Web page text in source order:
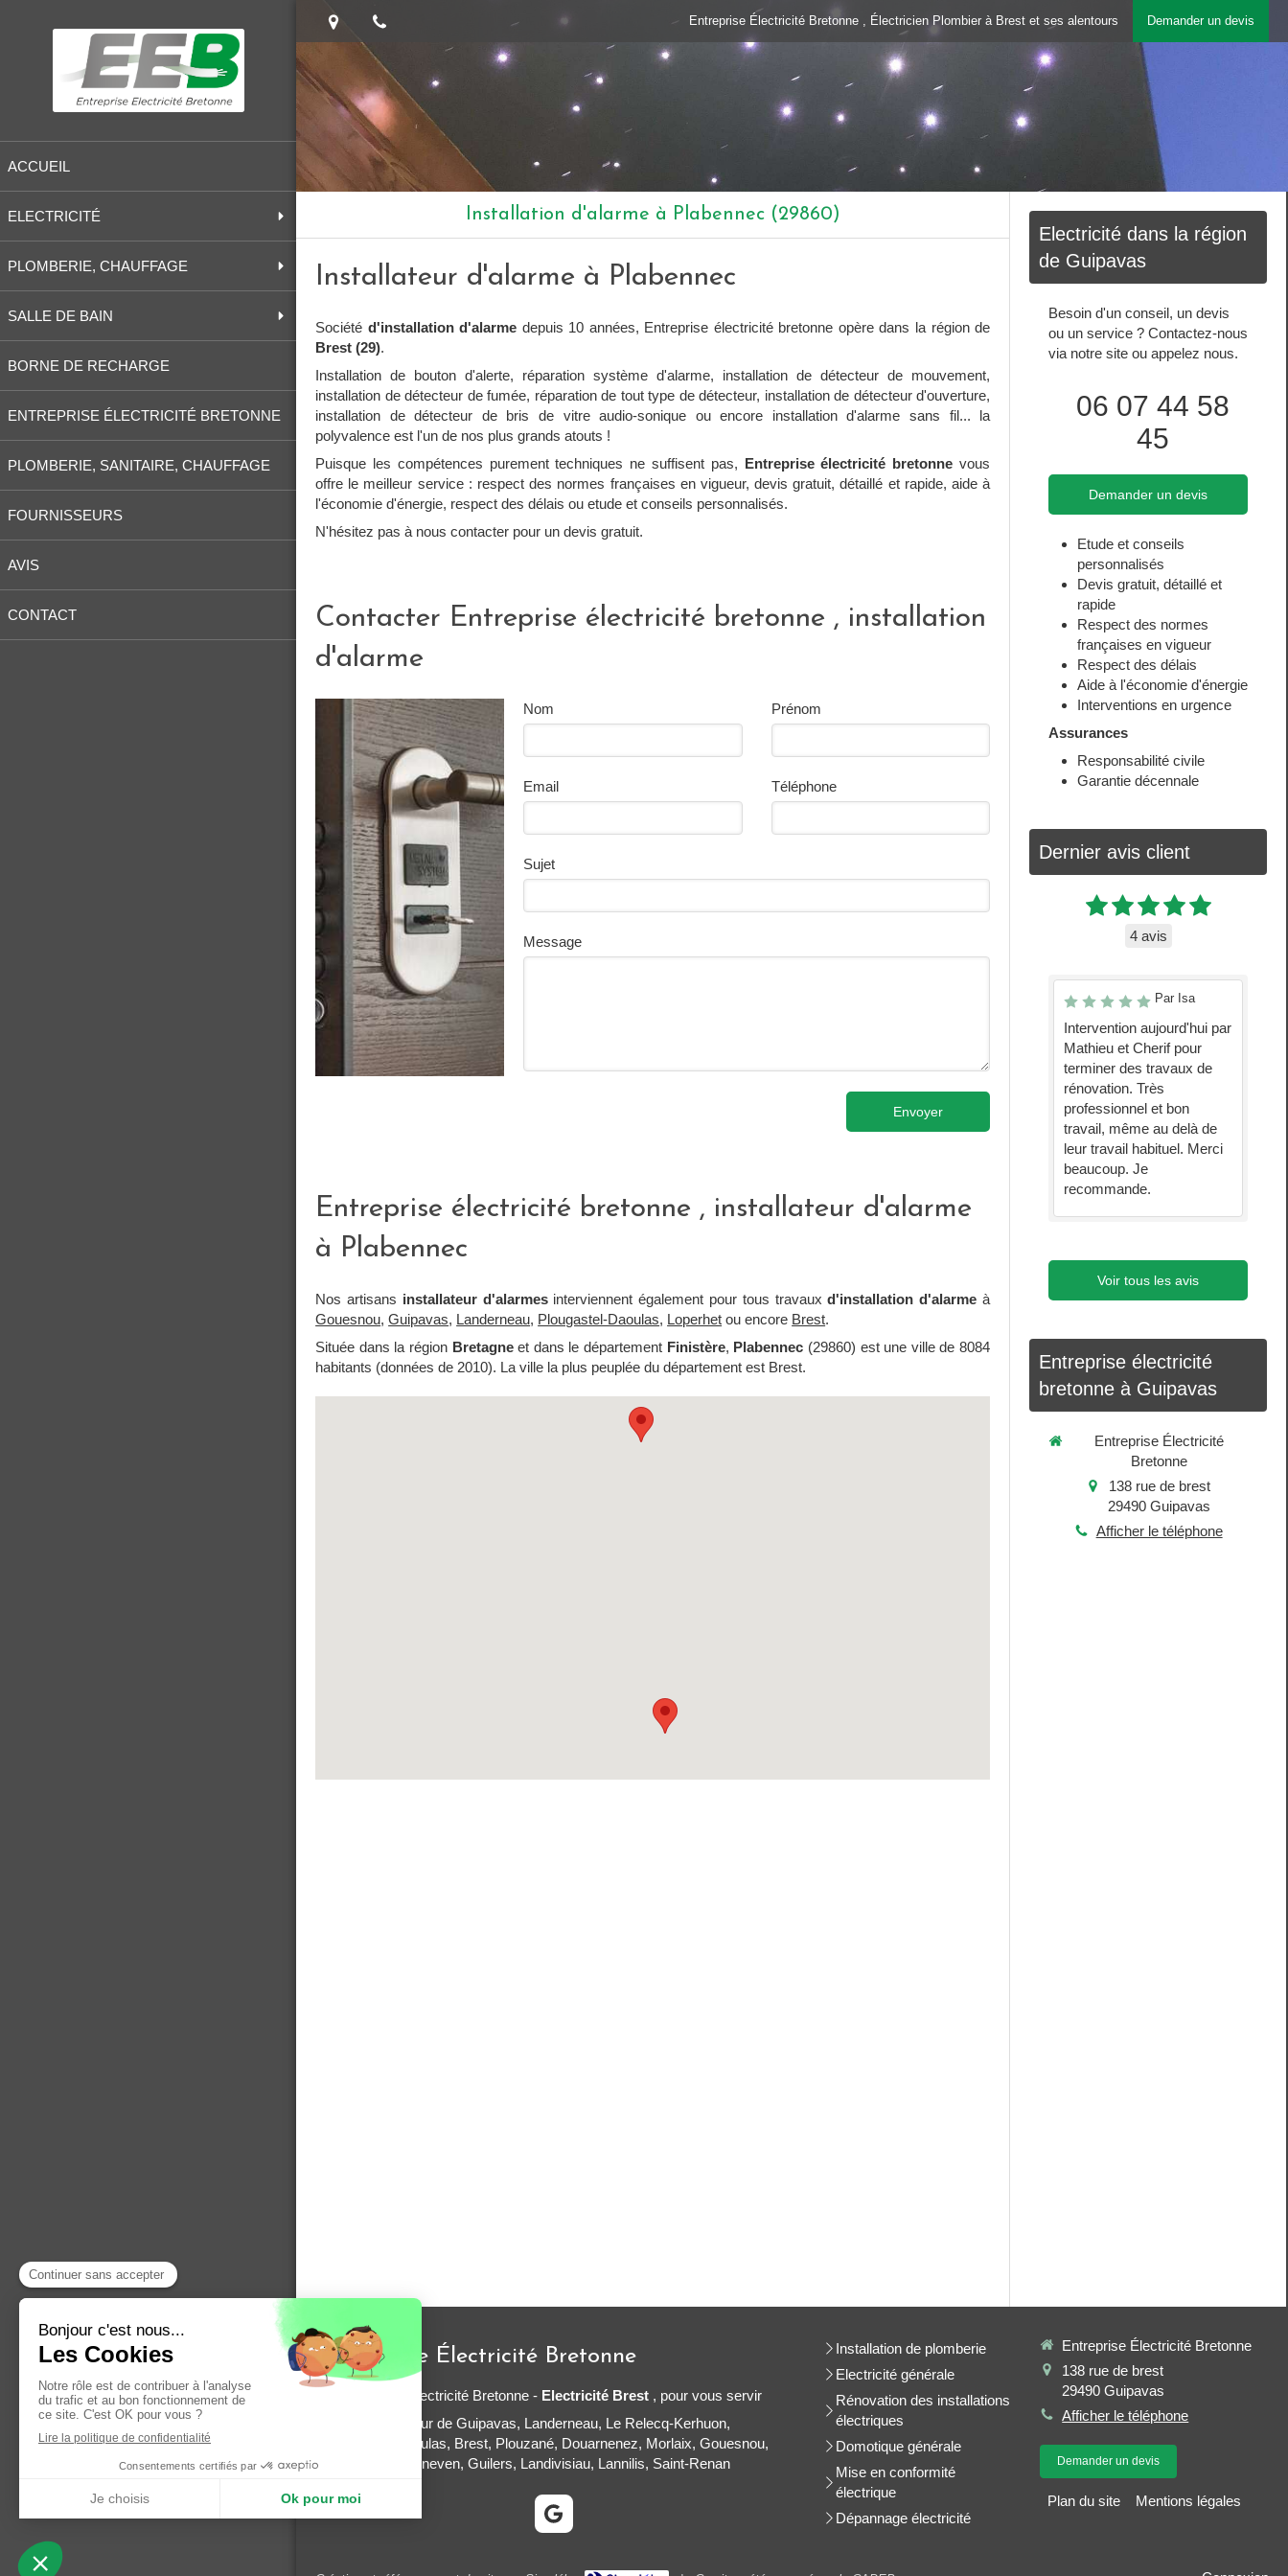
ACCUEIL
ELECTRICITÉ
PLOMBERIE, CHAUFFAGE
SALLE DE BAIN
BORNE DE RECHARGE
ENTREPRISE ÉLECTRICITÉ BRETONNE
PLOMBERIE, SANITAIRE, CHAUFFAGE
FOURNISSEURS
AVIS
CONTACT
Demander un devis
Entreprise Électricité Bretonne , Électricien Plombier à Brest et ses alentours
Installation d'alarme à Plabennec (29860)
Installateur d'alarme à Plabennec
Société d'installation d'alarme depuis 10 années, Entreprise électricité bretonne opère dans la région de
Brest (29).
Installation de bouton d'alerte, réparation système d'alarme, installation de détecteur de mouvement,
installation de détecteur de fumée, réparation de tout type de détecteur, installation de détecteur d'ouverture,
installation de détecteur de bris de vitre audio-sonique ou encore installation d'alarme sans fil... la
polyvalence est l'un de nos plus grands atouts !
Puisque les compétences purement techniques ne suffisent pas, Entreprise électricité bretonnevous
offre le meilleur service : respect des normes françaises en vigueur, devis gratuit, détaillé et rapide, aide à
l'économie d'énergie, respect des délais ou etude et conseils personnalisés.
N'hésitez pas à nous contacter pour un devis gratuit.
Contacter Entreprise électricité bretonne , installation
d'alarme
Nom Prénom
Email Téléphone
Sujet
Message
Envoyer
Entreprise électricité bretonne , installateur d'alarme
à Plabennec
Nos artisans installateur d'alarmesinterviennent également pour tous travaux d'installation d'alarme à
Gouesnou,Guipavas, Landerneau, Plougastel-Daoulas, Loperhet ou encore Brest.
Située dans la région Bretagneet dans le département Finistère, Plabennec (29860) est une ville de 8084
habitants (données de 2010). La ville la plus peuplée du département est Brest.
Electricité dans la région
de Guipavas
Besoin d'un conseil, un devis
ou un service ? Contactez-nous
via notre site ou appelez nous.
06 07 44 58
45
Demander un devis
Etude et conseils
personnalisés
Devis gratuit, détaillé et
rapide
Respect des normes
françaises en vigueur
Respect des délais
Aide à l'économie d'énergie
Interventions en urgence
Assurances
Responsabilité civile
Garantie décennale
Dernier avis client
4 avis
Par Isa
Intervention aujourd'hui par
Mathieu et Cherif pour
terminer des travaux de
rénovation. Très
professionnel et bon
travail, même au delà de
leur travail habituel. Merci
beaucoup. Je
recommande.
Voir tous les avis
Entreprise électricité
bretonne à Guipavas
Entreprise Électricité
Bretonne
138 rue de brest
29490 Guipavas
Afficher le téléphone
Entreprise Électricité Bretonne
© Entreprise Électricité Bretonne - Electricité Brest , pour vous servir
Disponible autour de Guipavas, Landerneau, Le Relecq-Kerhuon,
Plougastel-Daoulas, Brest, Plouzané, Douarnenez, Morlaix, Gouesnou,
Plabennec, Lesneven, Guilers, Landivisiau, Lannilis, Saint-Renan
Installation de plomberie
Electricité générale
Rénovation des installations
électriques
Domotique générale
Mise en conformité
électrique
Dépannage électricité
Entreprise Électricité Bretonne
138 rue de brest
29490 Guipavas
Afficher le téléphone
Demander un devis
Plan du site Mentions légales